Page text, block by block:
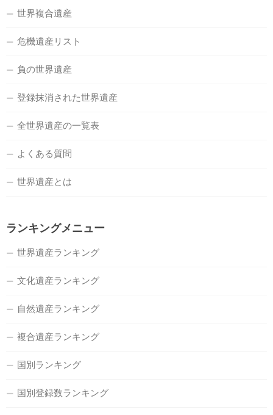
世界複合遺産
危機遺産リスト
負の世界遺産
登録抹消された世界遺産
全世界遺産の一覧表
よくある質問
世界遺産とは
ランキングメニュー
世界遺産ランキング
文化遺産ランキング
自然遺産ランキング
複合遺産ランキング
国別ランキング
国別登録数ランキング